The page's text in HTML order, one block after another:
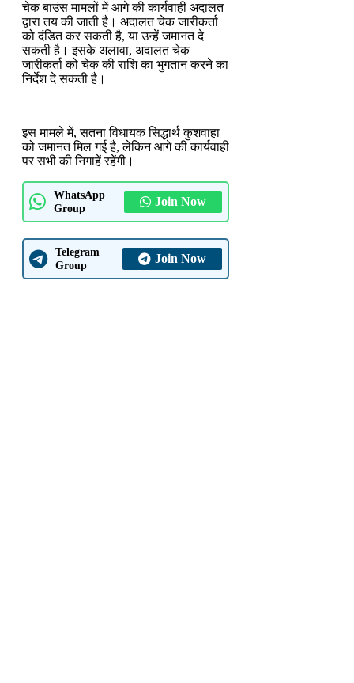
चेक बाउंस मामलों में आगे की कार्यवाही अदालत
द्वारा तय की जाती है। अदालत चेक जारीकर्ता
को दंडित कर सकती है, या उन्हें जमानत दे
सकती है। इसके अलावा, अदालत चेक
जारीकर्ता को चेक की राशि का भुगतान करने का
निर्देश दे सकती है।
इस मामले में, सतना विधायक सिद्धार्थ कुशवाहा
को जमानत मिल गई है, लेकिन आगे की कार्यवाही
पर सभी की निगाहें रहेंगी।
WhatsApp
Group
Join Now
Telegram
Group
Join Now